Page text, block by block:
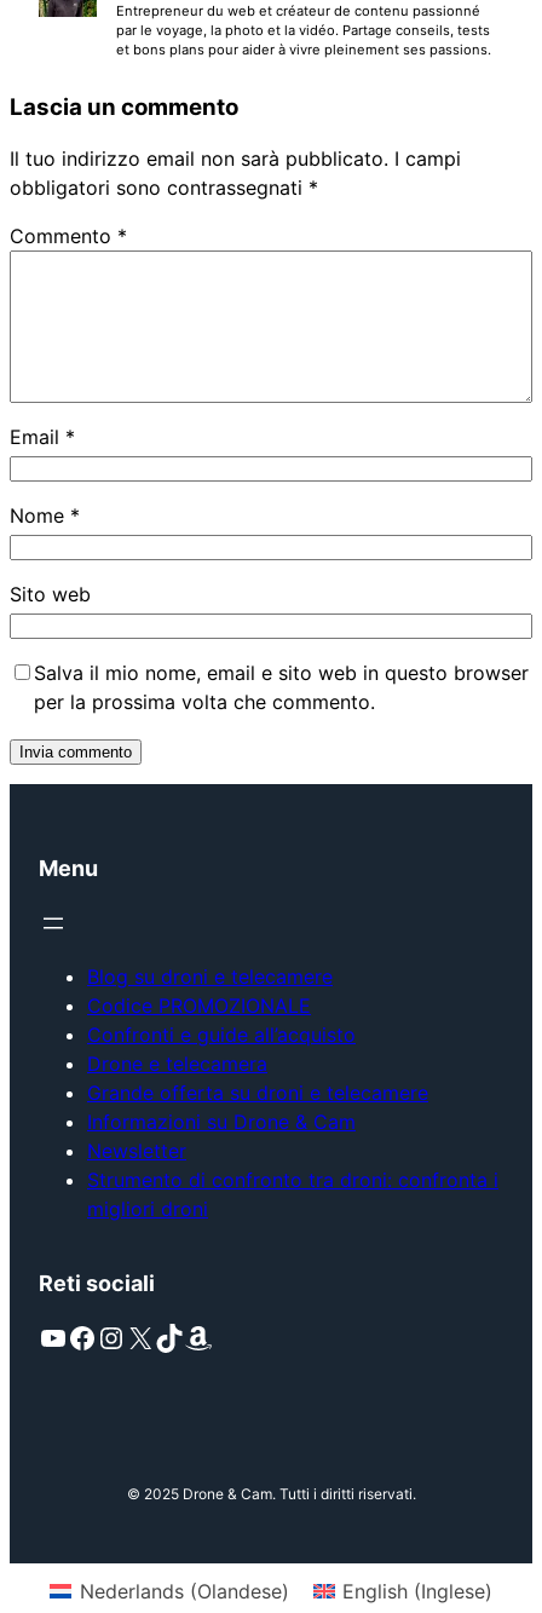
Entrepreneur du web et créateur de contenu passionné
par le voyage, la photo et la vidéo. Partage conseils, tests
et bons plans pour aider à vivre pleinement ses passions.
Lascia un commento
Il tuo indirizzo email non sarà pubblicato. I campi
obbligatori sono contrassegnati *
Commento *
Email *
Nome *
Sito web
Salva il mio nome, email e sito web in questo browser
per la prossima volta che commento.
Menu
Blog su droni e telecamere
Codice PROMOZIONALE
Confronti e guide all’acquisto
Drone e telecamera
Grande offerta su droni e telecamere
Informazioni su Drone & Cam
Newsletter
Strumento di confronto tra droni: confronta i
migliori droni
Reti sociali
YouTube Facebook Instagram X TikTok Amazon
© 2025 Drone & Cam. Tutti i diritti riservati.
Nederlands(Olandese) English(Inglese)